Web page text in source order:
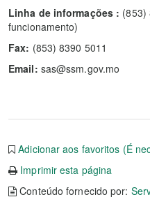
Linha de informações : (853)
funcionamento)
Fax: (853) 8390 5011
Email: sas@ssm.gov.mo
Adicionar aos favoritos (É
Imprimir esta página
Conteúdo fornecido por: